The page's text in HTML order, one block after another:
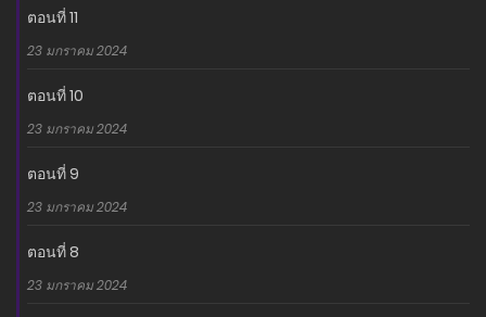
ตอนที่ 11
23 มกราคม 2024
ตอนที่ 10
23 มกราคม 2024
ตอนที่ 9
23 มกราคม 2024
ตอนที่ 8
23 มกราคม 2024